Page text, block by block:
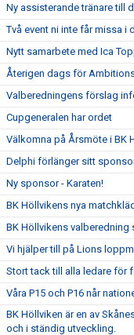
Ny assisterande tränare till
Två event ni inte får missa i
Nytt samarbete med Ica
Återigen dags för
Valberedningens förslag
Cupgeneralen har ordet
Välkomna på Årsmöte i BK
Delphi förlänger sitt
Ny sponsor - Karaten!
BK Höllvikens nya
BK Höllvikens valberedning
Vi hjälper till på Lions
Stort tack till alla ledare för
Våra P15 och P16 når
BK Höllviken är en av
och i ständig utveckling.